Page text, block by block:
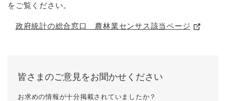
をご覧ください。
政府統計の総合窓口 農林業センサス該当ページ
皆さまのご意見をお聞かせください
お求めの情報が十分掲載されていましたか？